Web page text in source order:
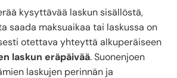
kysyttävää laskun sisällöstä,
saada maksuaikaa tai laskussa on
otettava yhteyttä alkuperäiseen
laskun eräpäivää. Suonenjoen
laskujen perinnän ja